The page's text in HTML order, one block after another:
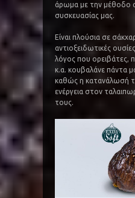
άρωμα με την μέθοδο
συσκευασίας μας.
Είναι πλούσια σε
αντιοξειδωτικές
λόγος που ορειβάτες,
κ.α. κουβαλάνε πάντα
καθώς η κατανάλωσή
ενέργεια στον
τους.